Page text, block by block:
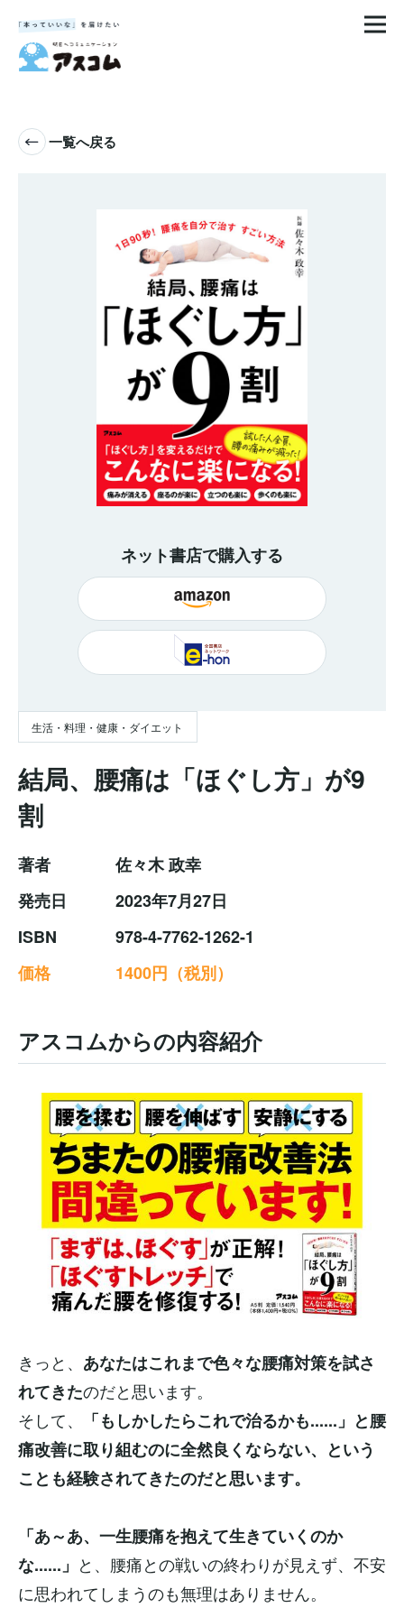
一覧へ戻る
ネット書店で購入する
生活・料理・健康・ダイエット
結局、腰痛は「ほぐし方」が9
割
著者
佐々木 政幸
発売日
2023年7月27日
ISBN
978-4-7762-1262-1
価格
1400円（税別）
アスコムからの内容紹介
きっと、 あなたはこれまで色々な腰痛対策を試さ
れてきたのだと思います。
そして、
「もしかしたらこれで治るかも......」と腰
痛改善に取り組むのに全然良くならない、という
ことも経験されてきたのだと思います。
「あ～あ、一生腰痛を抱えて生きていくのか
な......」 と、腰痛との戦いの終わりが見えず、不安
に思われてしまうのも無理はありません。